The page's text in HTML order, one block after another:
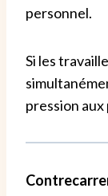
personnel.
Si les
pression